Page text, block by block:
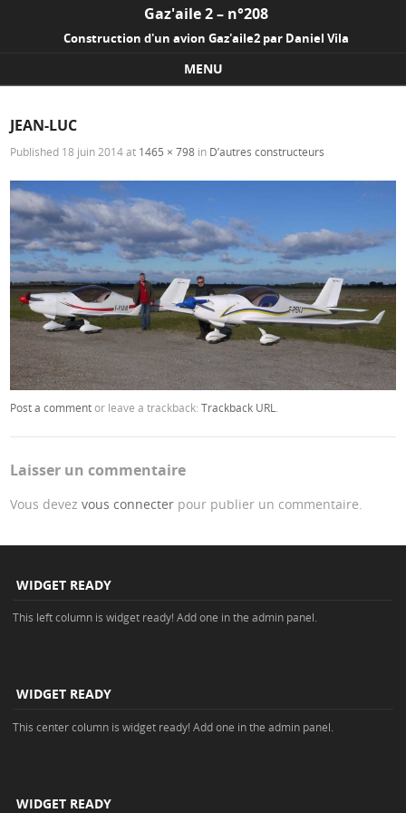
Gaz'aile 2 – n°208
Construction d'un avion Gaz'aile2 par Daniel Vila
MENU
JEAN-LUC
Published 18 juin 2014at 1465 × 798 in D’autres constructeurs
Post a commentor leave a trackback:Trackback URL
Laisser un commentaire
Vous devezvous connecter pour publier un commentaire.
WIDGET READY
This left column is widget ready! Add one in the admin panel.
WIDGET READY
This center column is widget ready! Add one in the admin panel.
WIDGET READY